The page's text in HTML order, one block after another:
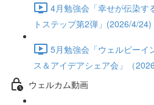
4月勉強会「幸せが伝染す
トステップ第2弾」(2026/4/
5月勉強会「ウェルビーイ
ス＆アイデアシェア会」（
ウェルカム動画